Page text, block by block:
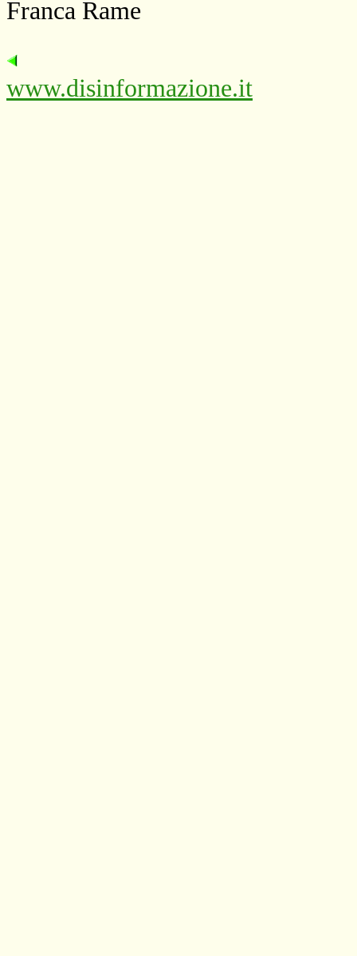
Franca Rame
www.disinformazione.it